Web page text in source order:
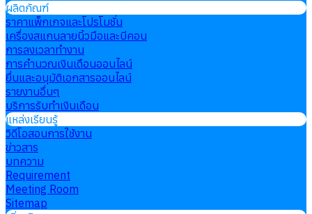
ผลิตภัณฑ์
ราคาแพ็กเกจและโปรโมชั่น
เครื่องสแกนลายนิ้วมือและบีคอน
การลงเวลาทำงาน
การคำนวณเงินเดือนออนไลน์
ยื่นและอนุมัติเอกสารออนไลน์
รายงานอื่นๆ
บริการรับทำเงินเดือน
แหล่งเรียนรู้
วิดีโอสอนการใช้งาน
ข่าวสาร
บทความ
Requirement
Meeting Room
Sitemap